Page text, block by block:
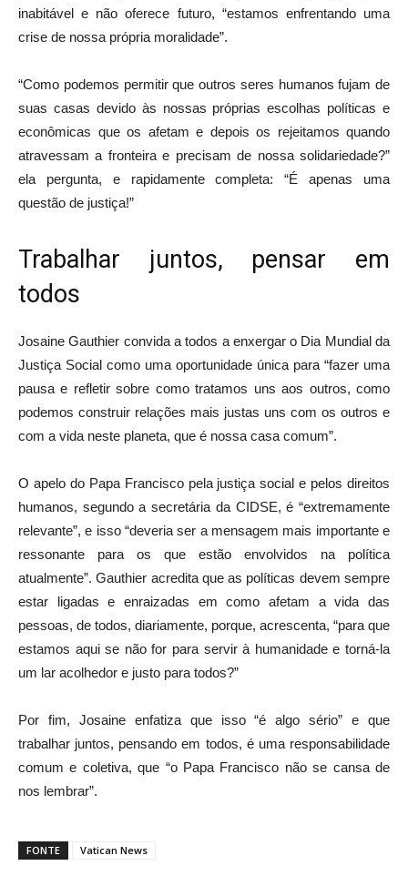
inabitável e não oferece futuro, “estamos enfrentando uma
crise de nossa própria moralidade”.
“Como podemos permitir que outros seres humanos fujam de
suas casas devido às nossas próprias escolhas políticas e
econômicas que os afetam e depois os rejeitamos quando
atravessam a fronteira e precisam de nossa solidariedade?”
ela pergunta, e rapidamente completa: “É apenas uma
questão de justiça!”
Trabalhar juntos, pensar em
todos
Josaine Gauthier convida a todos a enxergar o Dia Mundial da
Justiça Social como uma oportunidade única para “fazer uma
pausa e refletir sobre como tratamos uns aos outros, como
podemos construir relações mais justas uns com os outros e
com a vida neste planeta, que é nossa casa comum”.
O apelo do Papa Francisco pela justiça social e pelos direitos
humanos, segundo a secretária da CIDSE, é “extremamente
relevante”, e isso “deveria ser a mensagem mais importante e
ressonante para os que estão envolvidos na política
atualmente”. Gauthier acredita que as políticas devem sempre
estar ligadas e enraizadas em como afetam a vida das
pessoas, de todos, diariamente, porque, acrescenta, “para que
estamos aqui se não for para servir à humanidade e torná-la
um lar acolhedor e justo para todos?”
Por fim, Josaine enfatiza que isso “é algo sério” e que
trabalhar juntos, pensando em todos, é uma responsabilidade
comum e coletiva, que “o Papa Francisco não se cansa de
nos lembrar”.
FONTE Vatican News